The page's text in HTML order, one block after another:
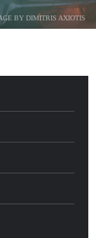
BY DIMITRIS AXIOTIS